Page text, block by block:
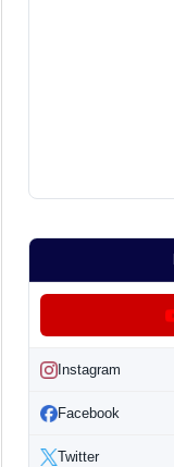
Instagram
Facebook
Twitter